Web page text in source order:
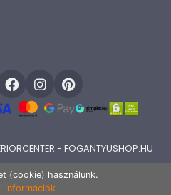
- FOGANTYUSHOP.HU
(cookie) használunk.
információk